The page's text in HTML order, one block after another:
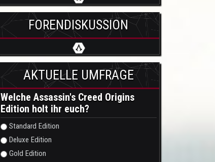
FORENDISKUSSION
AKTUELLE UMFRAGE
Welche Assassin's Creed Origins
Edition holt ihr euch?
Auswahlmöglichkeiten
Standard Edition
Deluxe Edition
Gold Edition